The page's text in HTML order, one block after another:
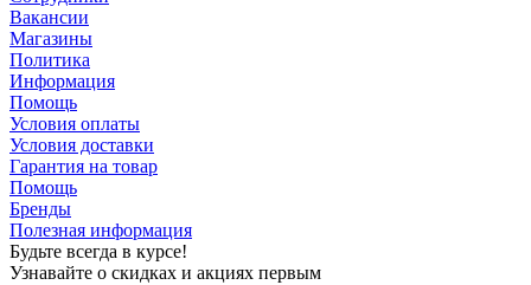
Вакансии
Магазины
Политика
Информация
Помощь
Условия оплаты
Условия доставки
Гарантия на товар
Помощь
Бренды
Полезная информация
Будьте всегда в курсе!
Узнавайте о скидках и акциях первым